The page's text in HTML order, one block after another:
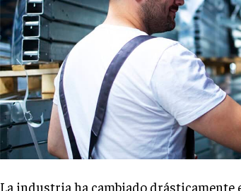
La industria ha cambiado drásticamente